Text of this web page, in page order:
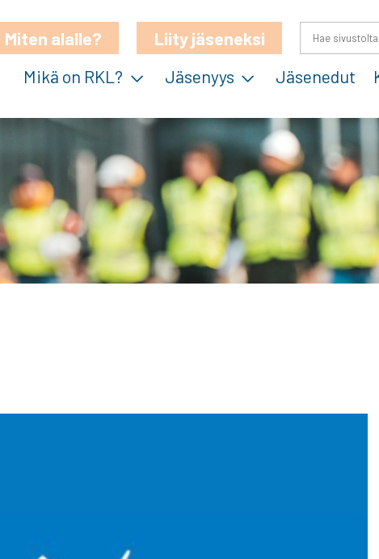
Miten alalle?
Liity jäseneksi
Mikä on RKL?
Jäsenyys Jäsenedut